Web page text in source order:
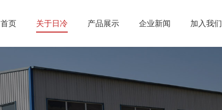
首页 关于日冷 产品展示 企业新闻 加入我们